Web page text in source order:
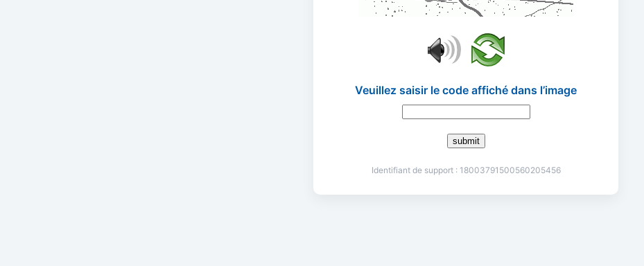
Veuillez saisir le code affiché dans l’image
submit
Identifiant de support : 18003791500560205456